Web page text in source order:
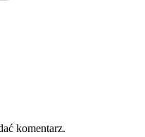
komentarz.